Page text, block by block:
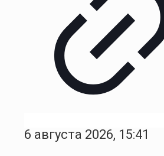
6 августа 2026, 15:41